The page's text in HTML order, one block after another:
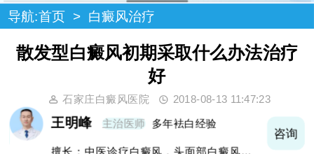
导航:首页 > 白癜风治疗
散发型白癜风初期采取什么办法治疗
好
石家庄白癜风医院 2018-08-13 11:47:23
王明峰 主治医师 多年袪白经验
擅长：中医诊疗白癜风，头面部白癜风，青
咨询